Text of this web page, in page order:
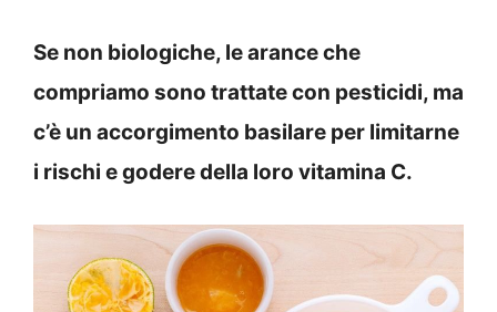
Se non biologiche, le arance che
compriamo sono trattate con pesticidi, ma
c’è un accorgimento basilare per limitarne
i rischi e godere della loro vitamina C.